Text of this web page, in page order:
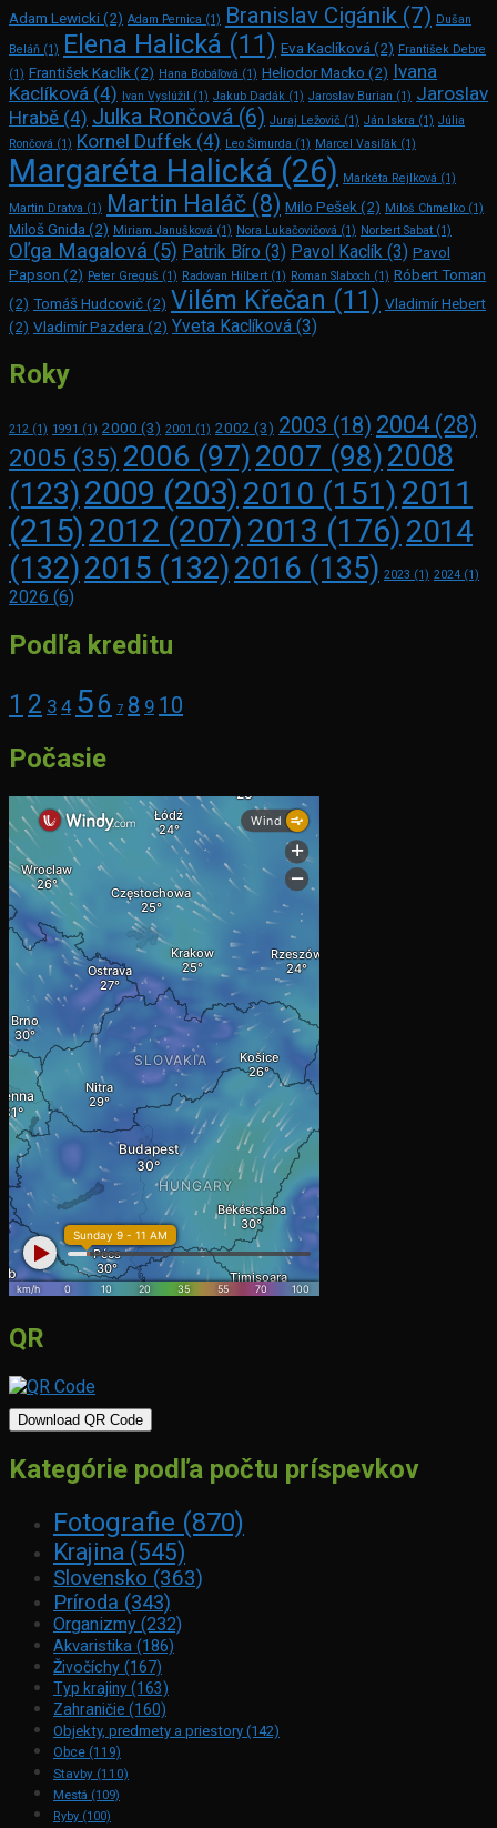
Adam Lewicki(2) Adam Pernica (1) Branislav Cigánik (7) Dušan
Beláň (1) Elena Halická (11) Eva Kaclíková (2) František Debre
(1) František Kaclík (2) Hana Bobáľová (1) Heliodor Macko (2) Ivana
Kaclíková (4) Ivan Vyslúžil (1) Jakub Dadák (1) Jaroslav Burian (1) Jaroslav
Hrabě (4) Julka Rončová (6) Juraj Ležovič (1) Ján Iskra (1) Júlia
Rončová (1) Kornel Duffek (4) Leo Šimurda (1) Marcel Vasiľák (1)
Margaréta Halická (26) Markéta Rejlková (1)
Martin Dratva (1) Martin Haláč (8) Milo Pešek (2) Miloš Chmelko (1)
Miloš Gnida (2) Miriam Janušková (1) Nora Lukačovičová (1) Norbert Sabat (1)
Oľga Magalová (5) Patrik Bíro (3) Pavol Kaclík (3) Pavol
Papson (2) Peter Greguš (1) Radovan Hilbert (1) Roman Slaboch (1) Róbert Toman
(2) Tomáš Hudcovič(2) Vilém Křečan (11) Vladimír Hebert
(2) Vladimír Pazdera (2) Yveta Kaclíková (3)
Roky
212 (1) 1991 (1) 2000 (3) 2001 (1) 2002 (3) 2003 (18) 2004 (28)
2005 (35) 2006 (97) 2007 (98) 2008
(123)2009 (203) 2010 (151) 2011
(215) 2012 (207) 2013 (176) 2014
(132)2015 (132)2016 (135) 2023 (1) 2024 (1)
2026 (6)
Podľa kreditu
1 2 3 4 56 7 8 9 10
Počasie
QR
Download QR Code
Kategórie podľa počtu príspevkov
Fotografie (870)
Krajina (545)
Slovensko (363)
Príroda (343)
Organizmy (232)
Akvaristika (186)
Živočíchy (167)
Typ krajiny(163)
Zahraničie (160)
Objekty, predmety a priestory (142)
Obce (119)
Stavby (110)
Mestá (109)
Ryby (100)